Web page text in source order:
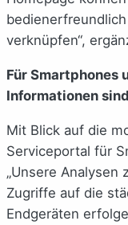
verknüpfen“,
Für Smartphones
Informationen
Mit Blick auf die
Serviceportal für
„Unsere Analysen
Zugriffe auf die
Endgeräten